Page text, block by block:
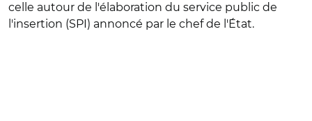
celle autour de l'élaboration du service public de
l'insertion (SPI) annoncé par le chef de l'État.